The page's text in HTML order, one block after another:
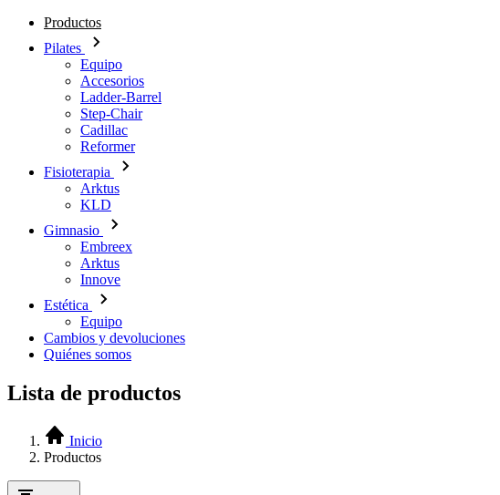
Productos
Pilates
Equipo
Accesorios
Ladder-Barrel
Step-Chair
Cadillac
Reformer
Fisioterapia
Arktus
KLD
Gimnasio
Embreex
Arktus
Innove
Estética
Equipo
Cambios y devoluciones
Quiénes somos
Lista de productos
Inicio
Productos